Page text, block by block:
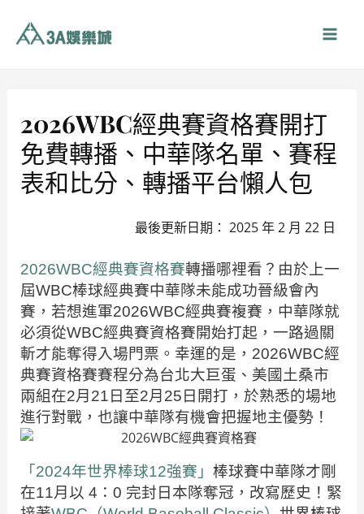
2026WBC經典賽資格賽開打
免費轉播、中華隊名單、賽程
表和比分、轉播平台懶人包
最後更新日期： 2025 年 2 月 22 日
2026WBC經典賽資格賽轉播哪裡看？由於上一
屆WBC棒球經典賽中華隊未能成功晉級會內
賽，若想進軍2026WBC經典賽複賽，中華隊就
必須從WBC經典賽資格賽開始打起，一路過關
斬才能奪得入場門票。幸運的是，2026WBC經
典賽資格賽賽程分為台北大巨蛋、美國土桑市
兩組在2月21日至2月25日開打，於熟悉的場地
進行對戰，也讓中華隊有機會把握地主優勢！
「2024年世界棒球12強賽」 棒球賽中華隊才剛
在11月以 4：0 完封日本隊奪冠，改寫歷史！緊